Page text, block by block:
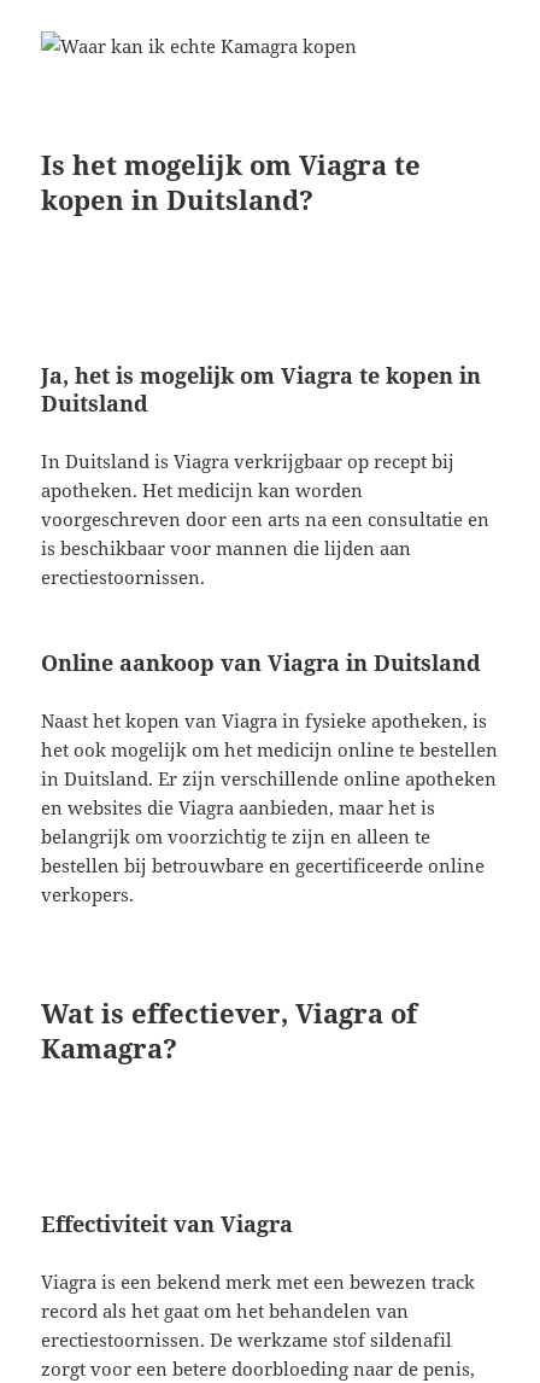
Is het mogelijk om Viagra te
kopen in Duitsland?
Ja, het is mogelijk om Viagra te kopen in
Duitsland
In Duitsland is Viagra verkrijgbaar op recept bij
apotheken. Het medicijn kan worden
voorgeschreven door een arts na een consultatie en
is beschikbaar voor mannen die lijden aan
erectiestoornissen.
Online aankoop van Viagra in Duitsland
Naast het kopen van Viagra in fysieke apotheken, is
het ook mogelijk om het medicijn online te bestellen
in Duitsland. Er zijn verschillende online apotheken
en websites die Viagra aanbieden, maar het is
belangrijk om voorzichtig te zijn en alleen te
bestellen bij betrouwbare en gecertificeerde online
verkopers.
Wat is effectiever, Viagra of
Kamagra?
Effectiviteit van Viagra
Viagra is een bekend merk met een bewezen track
record als het gaat om het behandelen van
erectiestoornissen. De werkzame stof sildenafil
zorgt voor een betere doorbloeding naar de penis,